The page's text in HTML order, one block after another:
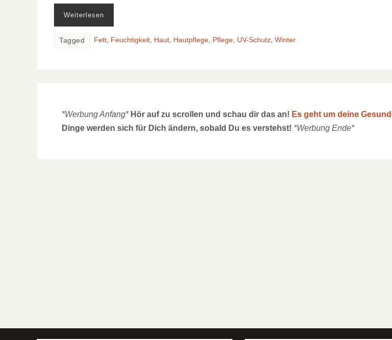
Weiterlesen
Tagged Fett Feuchtigkeit Haut Hautpflege Pflege UV-Schutz Winter
*Werbung Anfang* Hör auf zu scrollen und schau dir das an! Es geht um deine
Dinge werden sich für Dich ändern, sobald Du es verstehst! *Werbung Ende*